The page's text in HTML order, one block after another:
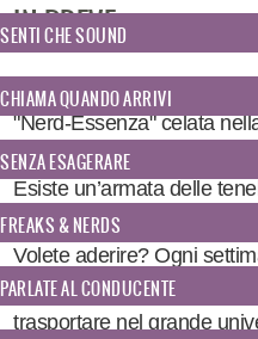
IN BREVE
Un viaggio nella Terra di
"Nerd-Essenza" celata
Esiste un’armata delle
conquistare il mondo: i
Volete aderire? Ogni
Ilaria, Ludovica e Jessica
trasportare nel grande
SENTI CHE SOUND
CHIAMA QUANDO ARRIVI
SENZA ESAGERARE
FREAKS & NERDS
PARLATE AL CONDUCENTE